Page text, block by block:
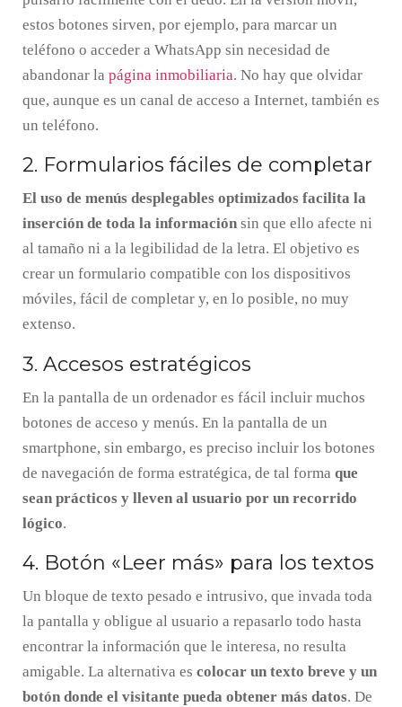
estos botones sirven, por ejemplo, para marcar un
teléfono o acceder a WhatsApp sin necesidad de
abandonar la página inmobiliaria. No hay que olvidar
que, aunque es un canal de acceso a Internet, también es
un teléfono.
2. Formularios fáciles de completar
El uso de menús desplegables optimizados facilita la
inserción de toda la información sin que ello afecte ni
al tamaño ni a la legibilidad de la letra. El objetivo es
crear un formulario compatible con los dispositivos
móviles, fácil de completar y, en lo posible, no muy
extenso.
3. Accesos estratégicos
En la pantalla de un ordenador es fácil incluir muchos
botones de acceso y menús. En la pantalla de un
smartphone, sin embargo, es preciso incluir los botones
de navegación de forma estratégica, de tal forma que
sean prácticos y lleven al usuario por un recorrido
lógico.
4. Botón «Leer más» para los textos
Un bloque de texto pesado e intrusivo, que invada toda
la pantalla y obligue al usuario a repasarlo todo hasta
encontrar la información que le interesa, no resulta
amigable. La alternativa es colocar un texto breve y un
botón donde el visitante pueda obtener más datos. De